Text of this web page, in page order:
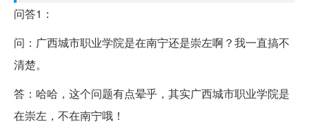
问答1：
问：广西城市职业学院是在南宁还是崇左啊？我一直搞不
清楚。
答：哈哈，这个问题有点晕乎，其实广西城市职业学院是
在崇左，不在南宁哦！